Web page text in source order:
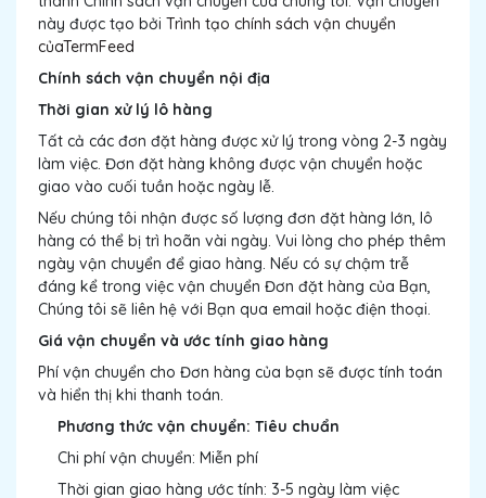
này được tạo bởi Trình tạo chính sách vận chuyển
củaTermFeed
Chính sách vận chuyển nội địa
Thời gian xử lý lô hàng
Tất cả các đơn đặt hàng được xử lý trong vòng 2-3 ngày
làm việc. Đơn đặt hàng không được vận chuyển hoặc
giao vào cuối tuần hoặc ngày lễ.
Nếu chúng tôi nhận được số lượng đơn đặt hàng lớn, lô
hàng có thể bị trì hoãn vài ngày. Vui lòng cho phép thêm
ngày vận chuyển để giao hàng. Nếu có sự chậm trễ
đáng kể trong việc vận chuyển Đơn đặt hàng của Bạn,
Chúng tôi sẽ liên hệ với Bạn qua email hoặc điện thoại.
Giá vận chuyển và ước tính giao hàng
Phí vận chuyển cho Đơn hàng của bạn sẽ được tính toán
và hiển thị khi thanh toán.
Phương thức vận chuyển: Tiêu chuẩn
Chi phí vận chuyển: Miễn phí
Thời gian giao hàng ước tính: 3-5 ngày làm việc